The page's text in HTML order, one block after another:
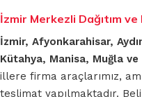
İzmir Merkezli Dağıtım
İzmir, Afyonkarahisar,
Kütahya, Manisa, Muğla ve
illere firma araçlarımız,
teslimat yapılmaktadır.